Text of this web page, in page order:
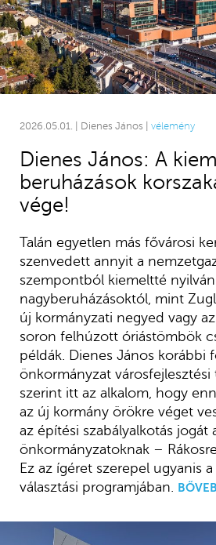
2026.05.01. | Dienes János | vélemény
Dienes János: A
beruházások
vége!
Talán egyetlen más fővárosi
szenvedett annyit a
szempontból kiemeltté
nagyberuházásoktól, mint
új kormányzati negyed vagy
soron felhúzott óriástömbök
példák. Dienes János korábbi
önkormányzat városfejlesztési
szerint itt az alkalom, hogy
az új kormány örökre véget
az építési szabályalkotás jogát
önkormányzatoknak –
Ez az ígéret szerepel ugyanis
választási programjában.